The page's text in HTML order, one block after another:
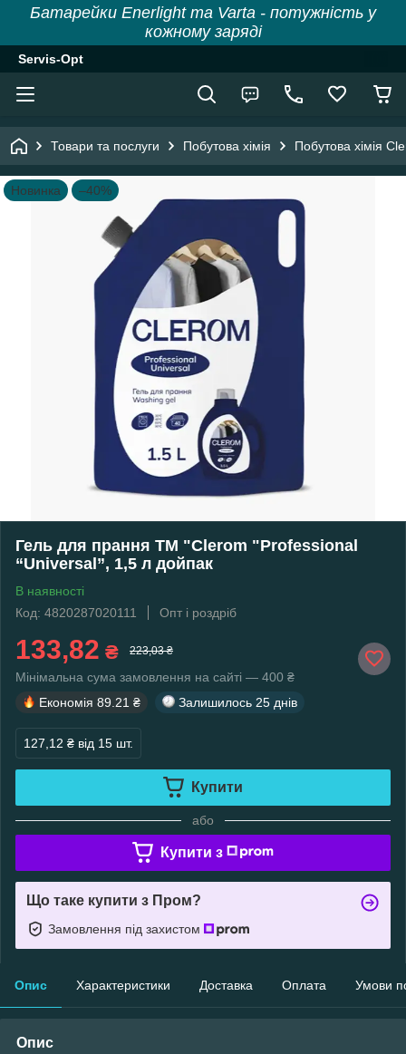
Батарейки Enerlight та Varta - потужність у
кожному заряді
Servis-Opt
Товари та послуги Побутова хімія Побутова хімія
Новинка –40%
Гель для прання ТМ "Clerom "Professional
“Universal”, 1,5 л дойпак
В наявності
Код: 4820287020111
Опт і роздріб
133,82 ₴ 223,03 ₴
Мінімальна сума замовлення на сайті — 400 ₴
Економія 89.21 ₴ Залишилось 25 днів
127,12 ₴ від 15 шт.
Купити
або
Купити з
Що таке купити з Пром?
Замовлення під захистом
Опис Характеристики Доставка Оплата Умови
Опис